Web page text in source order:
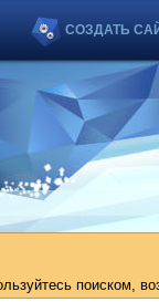
СОЗДАТЬ
поиском,